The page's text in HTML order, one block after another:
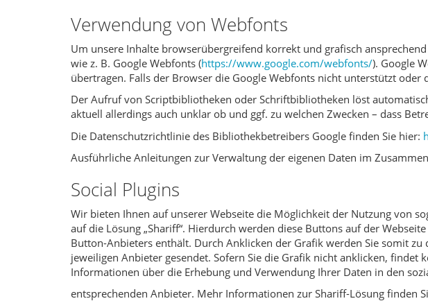
Verwendung von Webfonts
Um unsere Inhalte browserübergreifend korrekt und grafisch
wie z. B. Google Webfonts (https://www.google.com/webfonts/). Google
übertragen. Falls der Browser die Google Webfonts nicht unterstützt
Der Aufruf von Scriptbibliotheken oder Schriftbibliotheken löst
aktuell allerdings auch unklar ob und ggf. zu welchen Zwecken – dass
Die Datenschutzrichtlinie des Bibliothekbetreibers Google finden Sie hier:
Ausführliche Anleitungen zur Verwaltung der eigenen Daten im
Social Plugins
Wir bieten Ihnen auf unserer Webseite die Möglichkeit der Nutzung von
auf die Lösung „Shariff“. Hierdurch werden diese Buttons auf der
Button-Anbieters enthält. Durch Anklicken der Grafik werden Sie somit
jeweiligen Anbieter gesendet. Sofern Sie die Grafik nicht anklicken,
Informationen über die Erhebung und Verwendung Ihrer Daten in den
entsprechenden Anbieter. Mehr Informationen zur Shariff-Lösung finden